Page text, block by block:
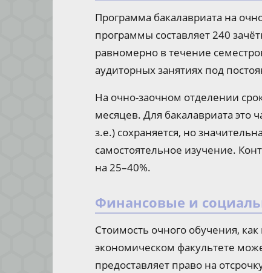
Программа бакалавриата на
программы составляет 240
равномерно в течение
аудиторных занятиях под
На очно-заочном отделении
месяцев. Для бакалавриата
з.е.) сохраняется, но
самостоятельное изучение.
на 25–40%.
Финансовые и
Стоимость очного обучения,
экономическом факультете
предоставляет право на